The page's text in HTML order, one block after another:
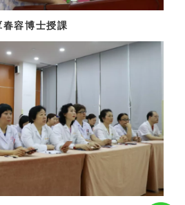
春容博士授課